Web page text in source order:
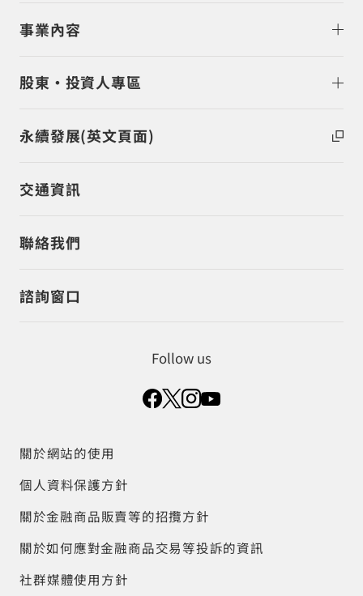
事業內容
股東・投資人專區
永續發展(英文頁面)
交通資訊
聯絡我們
諮詢窗口
Follow us
關於網站的使用
個人資料保護方針
關於金融商品販賣等的招攬方針
關於如何應對金融商品交易等投訴的資訊
社群媒體使用方針